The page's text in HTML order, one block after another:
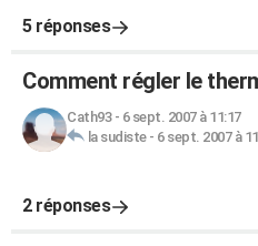
5 réponses
Comment régler le
Cath93- 6 sept. 2007 à 11:17
la sudiste- 6 sept. 2007 à
2 réponses